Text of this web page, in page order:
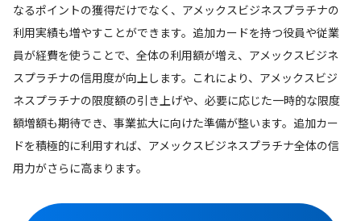
なるポイントの獲得だけでなく、アメックスビジネスプラチナの
利用実績も増やすことができます。追加カードを持つ役員や従業
員が経費を使うことで、全体の利用額が増え、アメックスビジネ
スプラチナの信用度が向上します。これにより、アメックスビジ
ネスプラチナの限度額の引き上げや、必要に応じた一時的な限度
額増額も期待でき、事業拡大に向けた準備が整います。追加カー
ドを積極的に利用すれば、アメックスビジネスプラチナ全体の信
用力がさらに高まります。